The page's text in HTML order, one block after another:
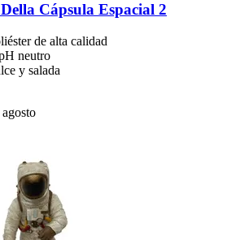
Cápsula Espacial 2
de alta calidad
neutro
y salada